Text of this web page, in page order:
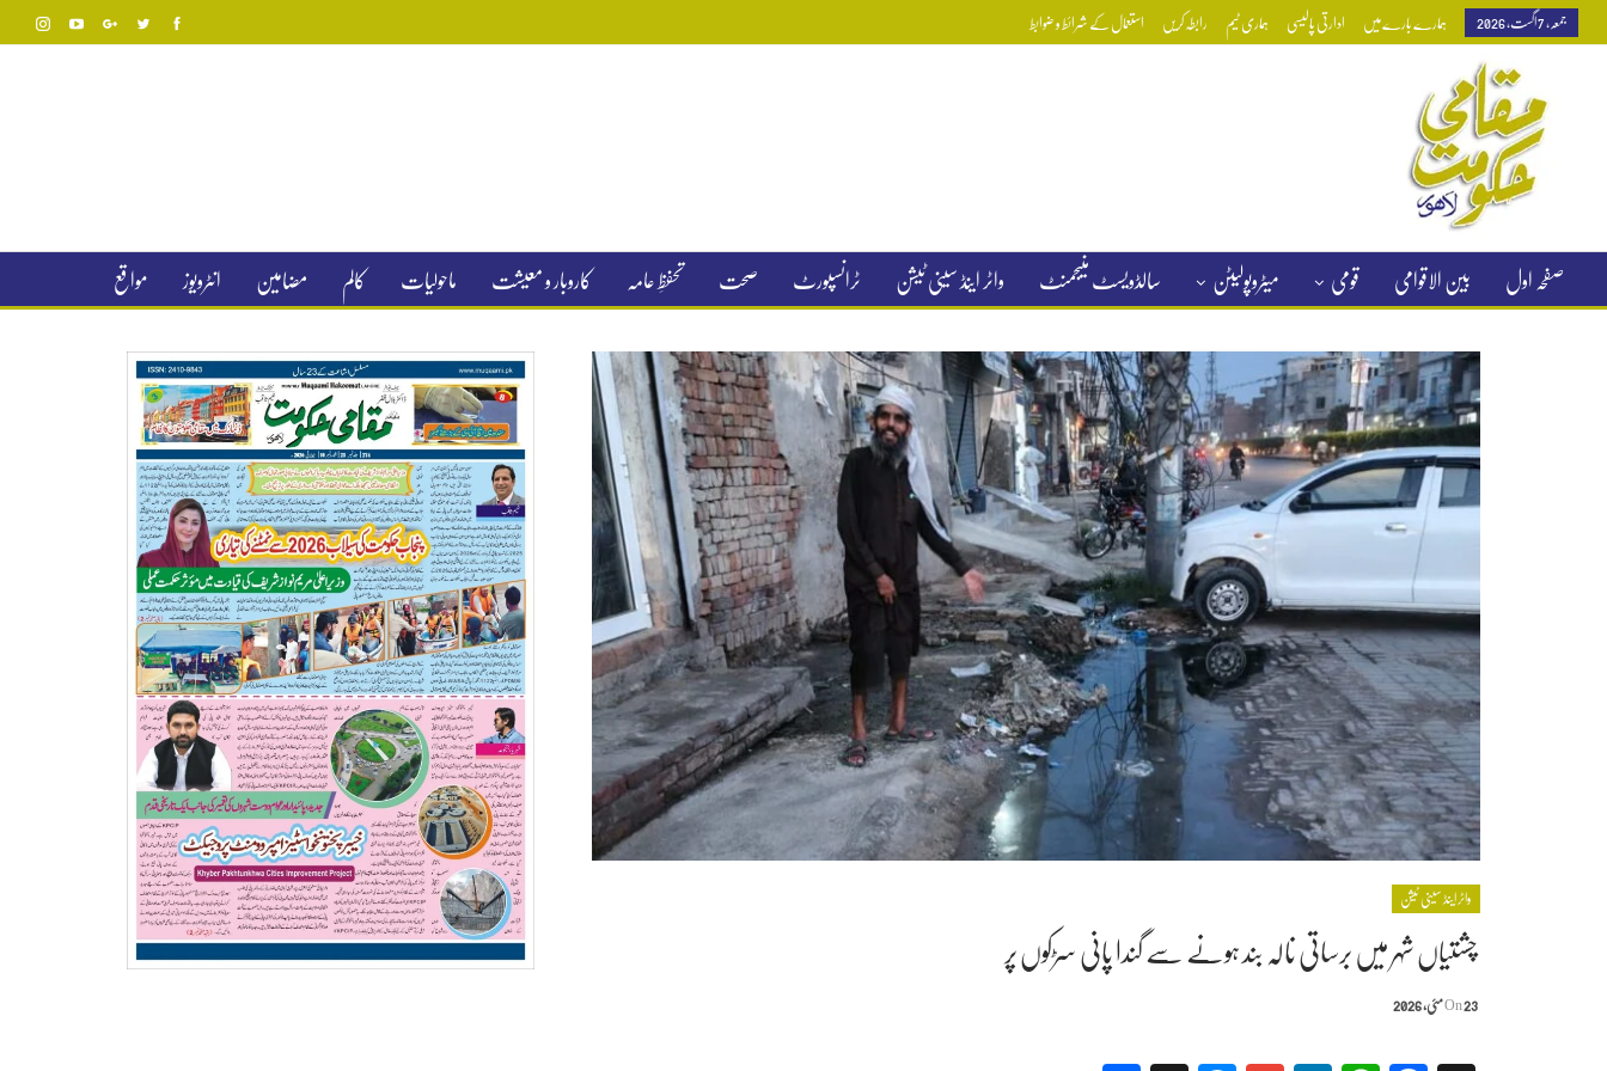
جمعہ, 7 اگست, 2026 ہمارے بارے میں ادارتی پالیسی ہماری ٹیم رابطہ کریں استعمال کے شرائط و ضوابط
صفحہ اول بین الاقوامی قومی میٹروپولیٹن سالڈویسٹ منیجمنٹ واٹر اینڈ سینی ٹیشن ٹرانسپورٹ صحت تحفظِ عامہ کاروبار و معیشت ماحولیات کالم مضامین انٹرویوز مواقع
واٹر اینڈ سینی ٹیشن
چشتیاں شہر میں برساتی نالہ بند ہونے سے گندا پانی سڑکوں پر
On 23 مئی, 2026